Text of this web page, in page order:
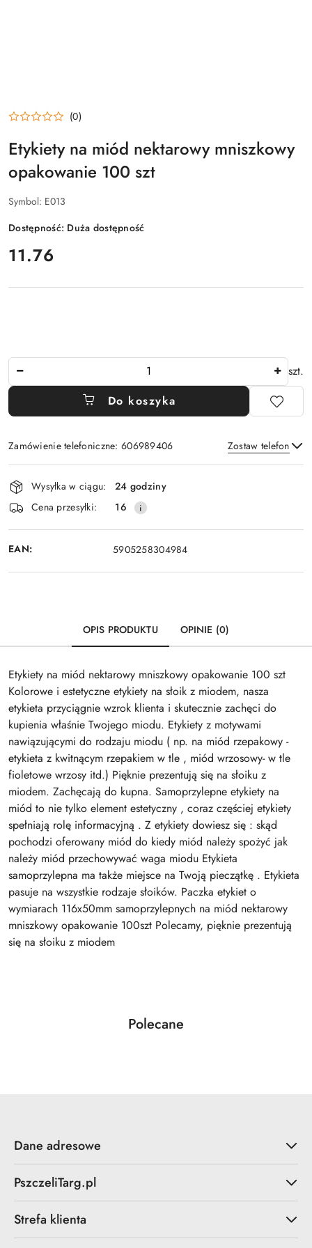
(0)
Etykiety na miód nektarowy mniszkowy
opakowanie 100 szt
Symbol: E013
Dostępność: Duża dostępność
cena:
11.76
szt.
Do koszyka
Zamówienie telefoniczne: 606989406 Zostaw telefon
Wyślij
Dostępność
i
dostawa
Wysyłka w ciągu:
24 godziny
Cena przesyłki:
16
EAN: 5905258304984
OPIS PRODUKTU OPINIE (0)
Etykiety na miód nektarowy mniszkowy opakowanie 100 szt
Kolorowe i estetyczne etykiety na słoik z miodem, nasza
etykieta przyciągnie wzrok klienta i skutecznie zachęci do
kupienia właśnie Twojego miodu. Etykiety z motywami
nawiązującymi do rodzaju miodu ( np. na miód rzepakowy -
etykieta z kwitnącym rzepakiem w tle , miód wrzosowy- w tle
fioletowe wrzosy itd.) Pięknie prezentują się na słoiku z
miodem. Zachęcają do kupna. Samoprzylepne etykiety na
miód to nie tylko element estetyczny , coraz częściej etykiety
spełniają rolę informacyjną . Z etykiety dowiesz się : skąd
pochodzi oferowany miód do kiedy miód należy spożyć jak
należy miód przechowywać waga miodu Etykieta
samoprzylepna ma także miejsce na Twoją pieczątkę . Etykieta
pasuje na wszystkie rodzaje słoików. Paczka etykiet o
wymiarach 116x50mm samoprzylepnych na miód nektarowy
mniszkowy opakowanie 100szt Polecamy, pięknie prezentują
się na słoiku z miodem
Pomiń karuzelę produktów
Produkty
Polecane
Dane adresowe
PszczeliTarg.pl
Strefa klienta